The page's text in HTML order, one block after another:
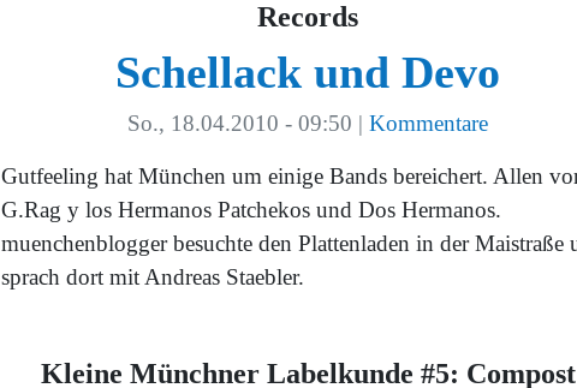
Records
Schellack und Devo
So., 18.04.2010 - 09:50 | Kommentare
Gutfeeling hat München um einige Bands bereichert. Allen
G.Rag y los Hermanos Patchekos und Dos Hermanos.
muenchenblogger besuchte den Plattenladen in der Maistraße
sprach dort mit Andreas Staebler.
Kleine Münchner Labelkunde #5: Compost